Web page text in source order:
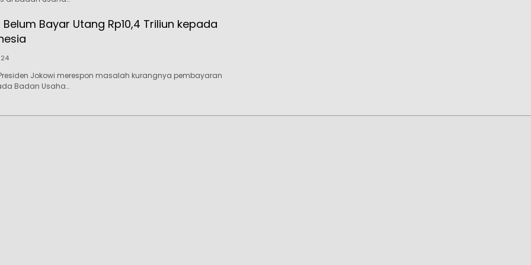
Bayar Utang Rp10,4 Triliun kepada
Presiden Jokowi merespon masalah kurangnya pembayaran
Badan Usaha…